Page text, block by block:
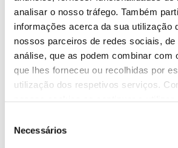
analisar o nosso tráfego. Também
informações acerca da sua utilização
nossos parceiros de redes sociais, de
análise, que as podem combinar com
que lhes forneceu ou recolhidas por
utilização dos respetivos serviços.
Necessários